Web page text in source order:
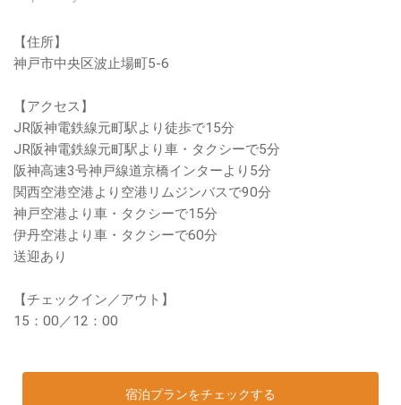
【住所】
神戸市中央区波止場町5-6
【アクセス】
JR阪神電鉄線元町駅より徒歩で15分
JR阪神電鉄線元町駅より車・タクシーで5分
阪神高速3号神戸線道京橋インターより5分
関西空港空港より空港リムジンバスで90分
神戸空港より車・タクシーで15分
伊丹空港より車・タクシーで60分
送迎あり
【チェックイン／アウト】
15：00／12：00
宿泊プランをチェックする